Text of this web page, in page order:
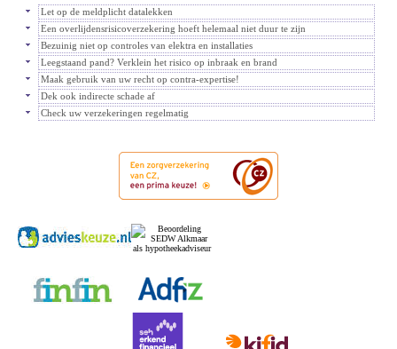
Let op de meldplicht datalekken
Een overlijdensrisicoverzekering hoeft helemaal niet duur te zijn
Bezuinig niet op controles van elektra en installaties
Leegstaand pand? Verklein het risico op inbraak en brand
Maak gebruik van uw recht op contra-expertise!
Dek ook indirecte schade af
Check uw verzekeringen regelmatig